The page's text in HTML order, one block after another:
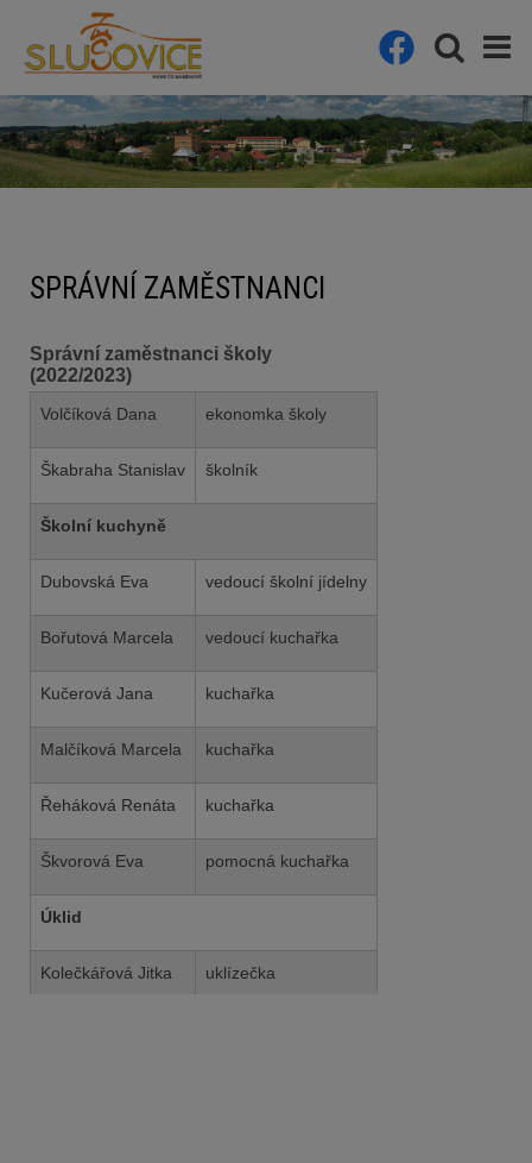
SPRÁVNÍ ZAMĚSTNANCI
Správní zaměstnanci školy
(2022/2023)
Volčíková Dana ekonomka školy
Škabraha Stanislav školník
Školní kuchyně
Dubovská Eva vedoucí školní jídelny
Bořutová Marcela vedoucí kuchařka
Kučerová Jana kuchařka
Malčíková Marcela kuchařka
Řeháková Renáta kuchařka
Škvorová Eva pomocná kuchařka
Úklid
Kolečkářová Jitka uklízečka